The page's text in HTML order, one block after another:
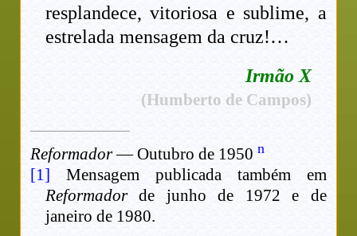
resplandece, vitoriosa e sublime, a
estrelada mensagem da cruz!…
Irmão X
(Humberto de Campos)
Reformador— Outubro de 1950n
[1] Mensagem publicada também em
Reformadorde junho de 1972 e de
janeiro de 1980.